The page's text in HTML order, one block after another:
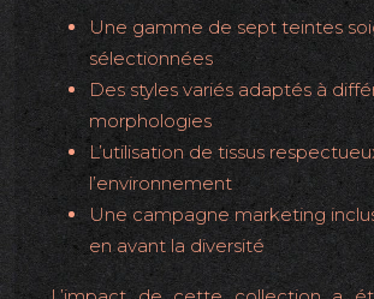
Une gamme de sept teintes
sélectionnées
Des styles variés adaptés à
morphologies
L’utilisation de tissus
l’environnement
Une campagne marketing
en avant la diversité